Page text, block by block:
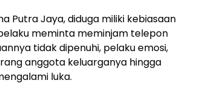
Putra Jaya, diduga miliki kebiasaan
meminta meminjam telepon
tidak dipenuhi, pelaku emosi,
anggota keluarganya hingga
luka.